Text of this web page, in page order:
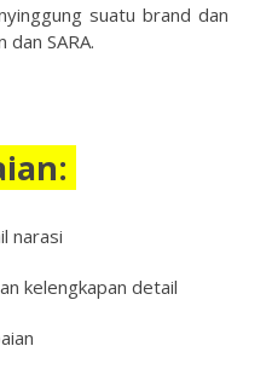
suatu brand dan
SARA.
narasi
kelengkapan detail